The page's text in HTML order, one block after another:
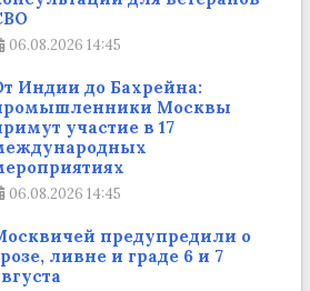
06.08.2026 14:45
Индии до Бахрейна:
Москвы
участие в 17
06.08.2026 14:45
предупредили о
ливне и граде 6 и 7